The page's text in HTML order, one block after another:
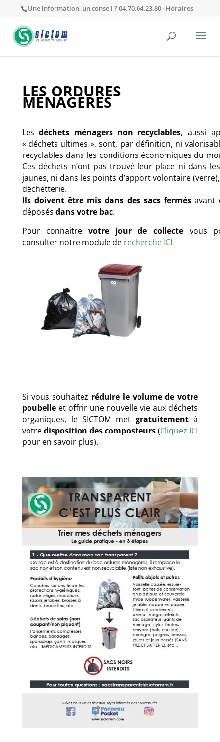
Une information, un conseil ? 04.70.64.23.80 - Horaires
LES ORDURES
MÉNAGÈRES
Lesdéchets ménagers non recyclables, aussi
« déchets ultimes », sont, par définition, ni
recyclables dans les conditions économiques du
Ces déchets n’ont pas trouvé leur place ni dans
jaunes, ni dans les points d’apport volontaire
déchetterie.
Ils doivent être mis dans des sacs fermés avant
déposés dans votre bac.
Pour connaitre votre jour de collectevous
consulter notre module de recherche ICI
Si vous souhaitez réduire le volume de votre
poubelleet offrir une nouvelle vie aux déchets
organiques, le SICTOM metgratuitement à
votredisposition des composteurs(Cliquez ICI
pour en savoir plus).